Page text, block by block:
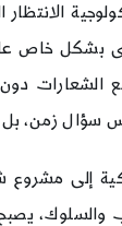
بشكل خاص
الشعارات
سؤال زمن،
إلى
والسلوك،